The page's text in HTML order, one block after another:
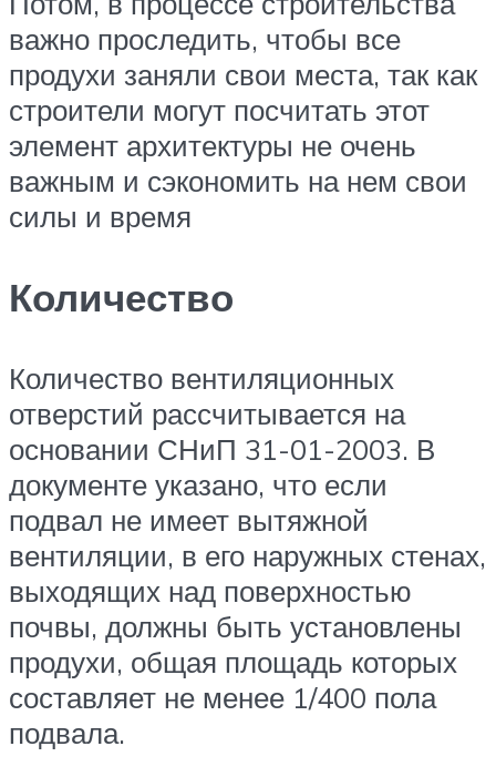
важно проследить, чтобы все
продухи заняли свои места, так как
строители могут посчитать этот
элемент архитектуры не очень
важным и сэкономить на нем свои
силы и время
Количество
Количество вентиляционных
отверстий рассчитывается на
основании СНиП 31-01-2003. В
документе указано, что если
подвал не имеет вытяжной
вентиляции, в его наружных стенах,
выходящих над поверхностью
почвы, должны быть установлены
продухи, общая площадь которых
составляет не менее 1/400 пола
подвала.